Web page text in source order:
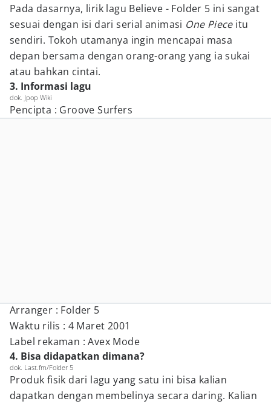
Pada dasarnya, lirik lagu Believe - Folder 5 ini sangat
sesuai dengan isi dari serial animasi One Pieceitu
sendiri. Tokoh utamanya ingin mencapai masa
depan bersama dengan orang-orang yang ia sukai
atau bahkan cintai.
3. Informasi lagu
dok. Jpop Wiki
Pencipta : Groove Surfers
Arranger : Folder 5
Waktu rilis : 4 Maret 2001
Label rekaman : Avex Mode
4. Bisa didapatkan dimana?
dok. Last.fm/Folder 5
Produk fisik dari lagu yang satu ini bisa kalian
dapatkan dengan membelinya secara daring. Kalian